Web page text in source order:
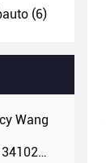
(6)
Wang
86-0755-13410274294